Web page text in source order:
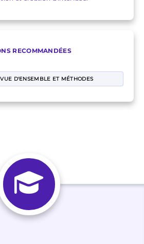
RECOMMANDÉES
D'ENSEMBLE ET MÉTHODES